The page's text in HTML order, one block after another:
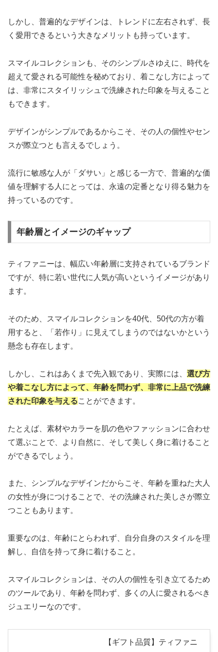
しかし、普遍的なデザインは、トレンドに左右されず、長
く愛用できるという大きなメリットも持っています。
スマイルコレクションも、そのシンプルさゆえに、時代を
超えて愛される可能性を秘めており、着こなし方によって
は、非常にスタイリッシュで洗練された印象を与えること
もできます。
デザインがシンプルであるからこそ、その人の個性やセン
スが際立つとも言えるでしょう。
流行に敏感な人が「ダサい」と感じる一方で、普遍的な価
値を理解する人にとっては、永遠の定番となり得る魅力を
持っているのです。
年齢層とイメージのギャップ
ティファニーは、幅広い年齢層に支持されているブランド
ですが、特に若い世代に人気が高いというイメージがあり
ます。
そのため、スマイルコレクションを40代、50代の方が着
用すると、「若作り」に見えてしまうのではないかという
懸念も存在します。
しかし、これはあくまで先入観であり、実際には、 選び方
や着こなし方によって、年齢を問わず、非常に上品で洗練
された印象を与えることができます。
たとえば、素材やカラーを肌の色やファッションに合わせ
て選ぶことで、より自然に、そして美しく身に着けること
ができるでしょう。
また、シンプルなデザインだからこそ、年齢を重ねた大人
の女性が身につけることで、その洗練された美しさが際立
つこともあります。
重要なのは、年齢にとらわれず、自分自身のスタイルを理
解し、自信を持って身に着けること。
スマイルコレクションは、その人の個性を引き立てるため
のツールであり、年齢を問わず、多くの人に愛されるべき
ジュエリーなのです。
【ギフト品質】ティファニ